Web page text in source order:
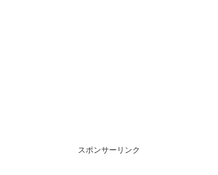
スポンサーリンク